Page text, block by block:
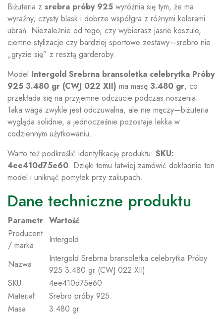
Biżuteria z srebra próby 925 wyróżnia się tym, że ma
wyraźny, czysty blask i dobrze współgra z różnymi kolorami
ubrań. Niezależnie od tego, czy wybierasz jasne koszule,
ciemne stylizacje czy bardziej sportowe zestawy—srebro nie
„gryzie się” z resztą garderoby.
Model Intergold Srebrna bransoletka celebrytka Próby
925 3.480 gr (CWJ 022 XII) ma masę 3.480 gr, co
przekłada się na przyjemne odczucie podczas noszenia.
Taka waga zwykle jest odczuwalna, ale nie męczy—biżuteria
wygląda solidnie, a jednocześnie pozostaje lekka w
codziennym użytkowaniu.
Warto też podkreślić identyfikację produktu: SKU:
4ee410d75e60. Dzięki temu łatwiej zamówić dokładnie ten
model i uniknąć pomyłek przy zakupach.
Dane techniczne produktu
Parametr Wartość
Producent
/ marka
Intergold
Nazwa
Intergold Srebrna bransoletka celebrytka Próby
925 3.480 gr (CWJ 022 XII)
SKU
4ee410d75e60
Materiał
Srebro próby 925
Masa
3.480 gr